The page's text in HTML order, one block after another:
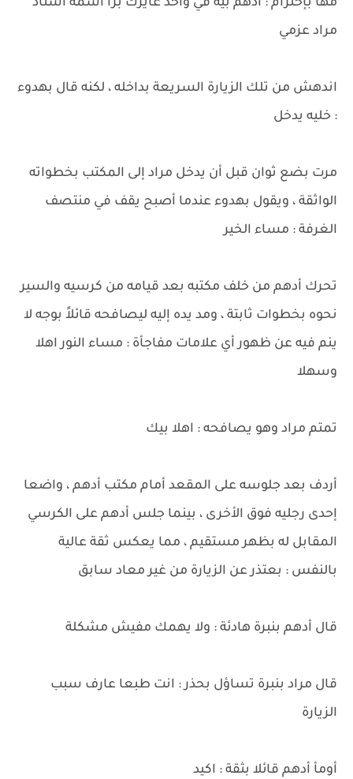
مها بإحترام : ادهم بيه في واحد عايزك برا اسمه استاذ
مراد عزمي
اندهش من تلك الزيارة السريعة بداخله ، لكنه قال بهدوء
: خليه يدخل
مرت بضع ثوان قبل أن يدخل مراد إلى المكتب بخطواته
الواثقة ، ويقول بهدوء عندما أصبح يقف في منتصف
الغرفة : مساء الخير
تحرك أدهم من خلف مكتبه بعد قيامه من كرسيه والسير
نحوه بخطوات ثابتة ، ومد يده إليه ليصافحه قائلاً بوجه لا
ينم فيه عن ظهور أي علامات مفاجأة : مساء النور اهلا
وسهلا
تمتم مراد وهو يصافحه : اهلا بيك
أردف بعد جلوسه على المقعد أمام مكتب أدهم ، واضعا
إحدى رجليه فوق الأخرى ، بينما جلس أدهم على الكرسي
المقابل له بظهر مستقيم ، مما يعكس ثقة عالية
بالنفس : بعتذر عن الزيارة من غير معاد سابق
قال أدهم بنبرة هادئة : ولا يهمك مفيش مشكلة
قال مراد بنبرة تساؤل بحذر : انت طبعا عارف سبب
الزيارة
أومأ أدهم قائلا بثقة : اكيد